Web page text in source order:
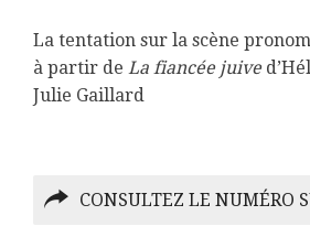
La tentation sur la scène
à partir de La fiancée juive
Julie Gaillard
CONSULTEZ LE NUMÉRO